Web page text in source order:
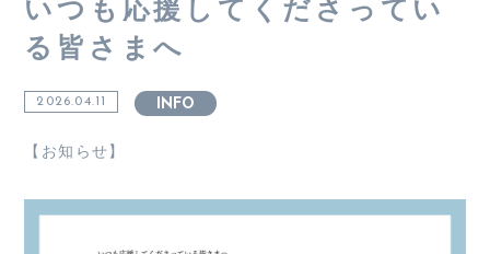
いつも応援してくださってい
る皆さまへ
2026.04.11 INFO
【お知らせ】